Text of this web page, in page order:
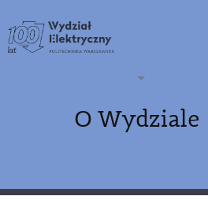
O Wydziale